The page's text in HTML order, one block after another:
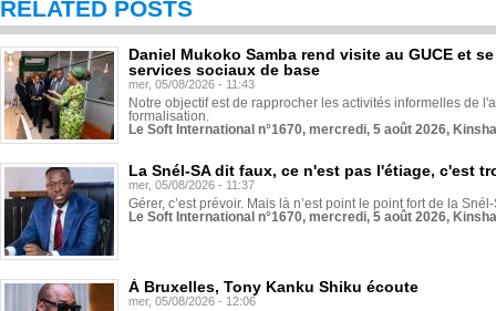
RELATED POSTS
Daniel Mukoko Samba rend visite au GUCE et
services sociaux de base
mer, 05/08/2026 - 11:43
Notre objectif est de rapprocher les activités informelles de
formalisation.
Le Soft International n°1670, mercredi, 5 août 2026,
La Snél-SA dit faux, ce n'est pas l'étiage, c'est
mer, 05/08/2026 - 11:37
Gérer, c’est prévoir. Mais là n’est point le point fort de la
Le Soft International n°1670, mercredi, 5 août 2026,
À Bruxelles, Tony Kanku Shiku écoute
mer, 05/08/2026 - 12:06